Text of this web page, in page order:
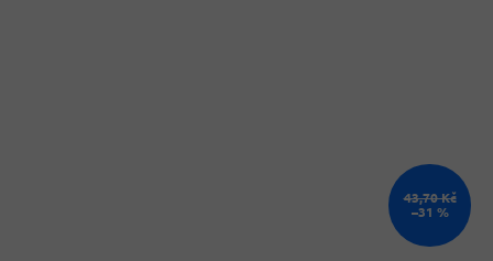
43,70 Kč
–31 %